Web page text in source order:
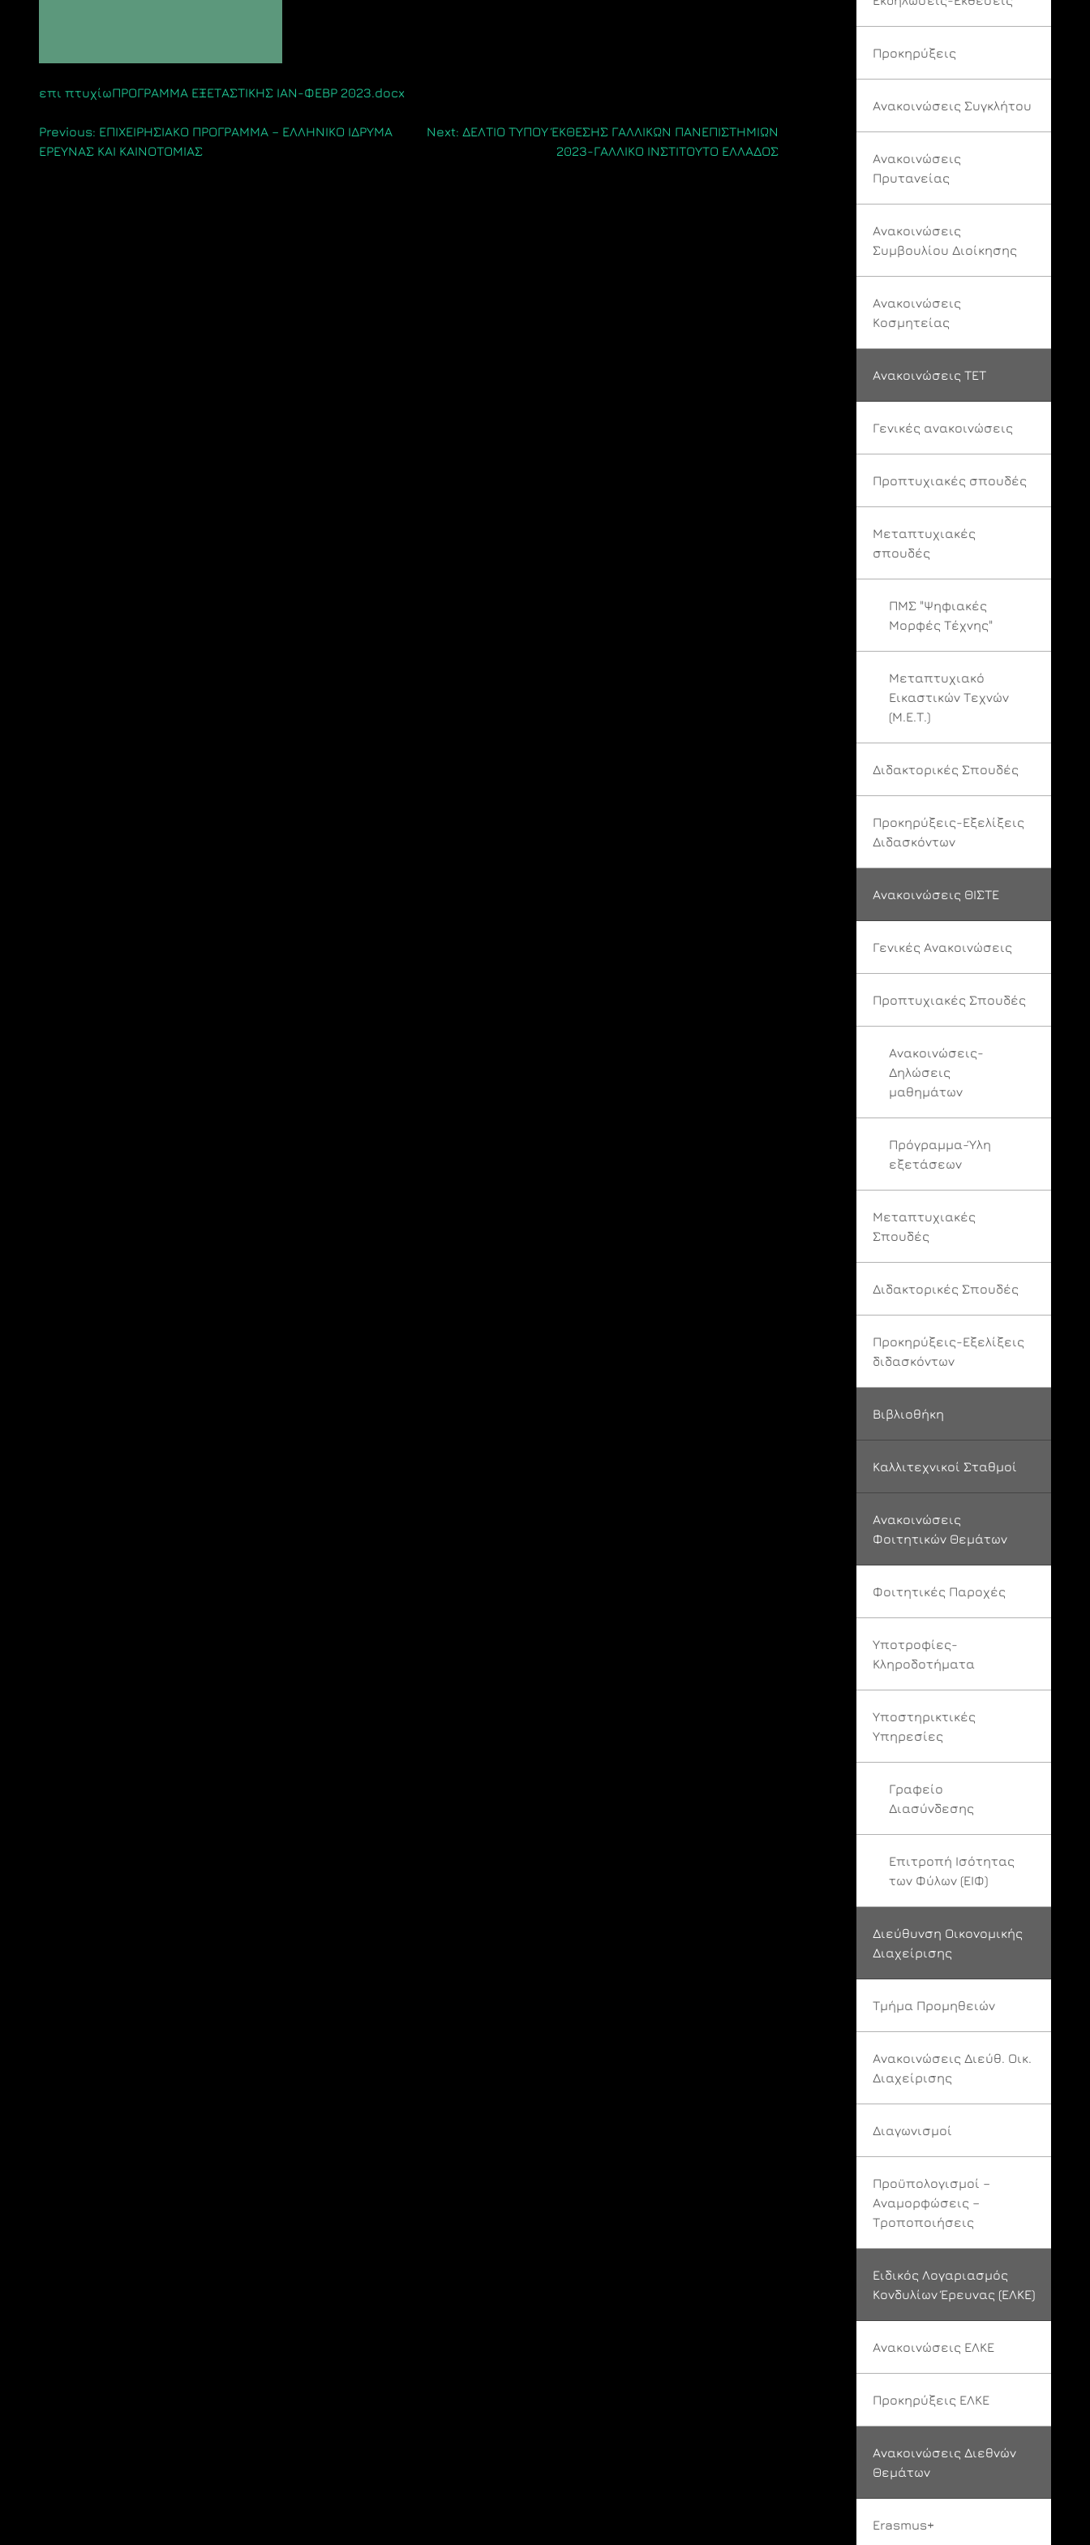
επι πτυχίωΠΡΟΓΡΑΜΜΑ ΕΞΕΤΑΣΤΙΚΗΣ ΙΑΝ-ΦΕΒΡ 2023.docx
Πλοήγηση
Previous: ΕΠΙΧΕΙΡΗΣΙΑΚΟ ΠΡΟΓΡΑΜΜΑ – ΕΛΛΗΝΙΚΟ ΙΔΡΥΜΑ
ΕΡΕΥΝΑΣ ΚΑΙ ΚΑΙΝΟΤΟΜΙΑΣ
Next: ΔΕΛΤΙΟ ΤΥΠΟΥ ΈΚΘΕΣΗΣ ΓΑΛΛΙΚΩΝ ΠΑΝΕΠΙΣΤΗΜΙΩΝ
2023-ΓΑΛΛΙΚΟ ΙΝΣΤΙΤΟΥΤΟ ΕΛΛΑΔΟΣ
Προκηρύξεις
Ανακοινώσεις Συγκλήτου
Ανακοινώσεις
Πρυτανείας
Ανακοινώσεις
Συμβουλίου Διοίκησης
Ανακοινώσεις
Κοσμητείας
Ανακοινώσεις ΤΕΤ
Γενικές ανακοινώσεις
Προπτυχιακές σπουδές
Μεταπτυχιακές
σπουδές
ΠΜΣ "Ψηφιακές
Μορφές Τέχνης"
Μεταπτυχιακό
Εικαστικών Τεχνών
(Μ.Ε.Τ.)
Διδακτορικές Σπουδές
Προκηρύξεις-Εξελίξεις
Διδασκόντων
Ανακοινώσεις ΘΙΣΤΕ
Γενικές Ανακοινώσεις
Προπτυχιακές Σπουδές
Ανακοινώσεις-
Δηλώσεις
μαθημάτων
Πρόγραμμα-Ύλη
εξετάσεων
Μεταπτυχιακές
Σπουδές
Διδακτορικές Σπουδές
Προκηρύξεις-Εξελίξεις
διδασκόντων
Βιβλιοθήκη
Καλλιτεχνικοί Σταθμοί
Ανακοινώσεις
Φοιτητικών Θεμάτων
Φοιτητικές Παροχές
Υποτροφίες-
Κληροδοτήματα
Υποστηρικτικές
Υπηρεσίες
Γραφείο
Διασύνδεσης
Επιτροπή Ισότητας
των Φύλων (ΕΙΦ)
Διεύθυνση Οικονομικής
Διαχείρισης
Τμήμα Προμηθειών
Ανακοινώσεις Διεύθ. Οικ.
Διαχείρισης
Διαγωνισμοί
Προϋπολογισμοί –
Αναμορφώσεις –
Τροποποιήσεις
Ειδικός Λογαριασμός
Κονδυλίων Έρευνας (ΕΛΚΕ)
Ανακοινώσεις ΕΛΚΕ
Προκηρύξεις ΕΛΚΕ
Ανακοινώσεις Διεθνών
Θεμάτων
Erasmus+